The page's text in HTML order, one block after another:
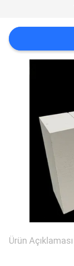
BIZIMLE
İLETIŞIM
DAVALAR
HARITASI
POLITIKASI
Ürün Açıklaması